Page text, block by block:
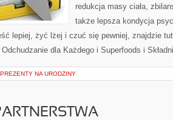
redukcja masy ciała,
także lepsza kondycja
lepiej, żyć lżej i czuć się pewniej, znajdzie
Odchudzanie dla Każdego i Superfoods i
PREZENTY NA URODZINY